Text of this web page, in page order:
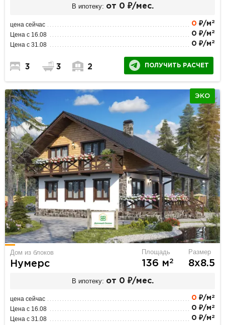
В ипотеку: от 0 ₽/мес.
цена сейчас 0 ₽/м 2
Цена с 16.08 0 ₽/м 2
Цена с 31.08 0 ₽/м 2
3 3 2 ПОЛУЧИТЬ РАСЧЕТ
ЭКО
Дом из блоков
Нумерс
Площадь
136 м2
Размер
8х8.5
В ипотеку: от 0 ₽/мес.
цена сейчас 0 ₽/м 2
Цена с 16.08 0 ₽/м 2
Цена с 31.08 0 ₽/м 2